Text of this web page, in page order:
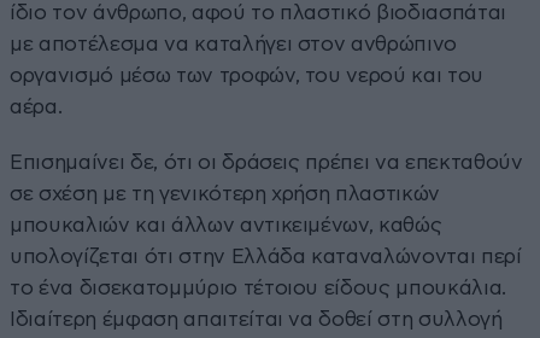
ίδιο τον άνθρωπο, αφού το πλαστικό βιοδιασπάται
με αποτέλεσμα να καταλήγει στον ανθρώπινο
οργανισμό μέσω των τροφών, του νερού και του
αέρα.
Επισημαίνει δε, ότι οι δράσεις πρέπει να επεκταθούν
σε σχέση με τη γενικότερη χρήση πλαστικών
μπουκαλιών και άλλων αντικειμένων, καθώς
υπολογίζεται ότι στην Ελλάδα καταναλώνονται περί
το ένα δισεκατομμύριο τέτοιου είδους μπουκάλια.
Ιδιαίτερη έμφαση απαιτείται να δοθεί στη συλλογή